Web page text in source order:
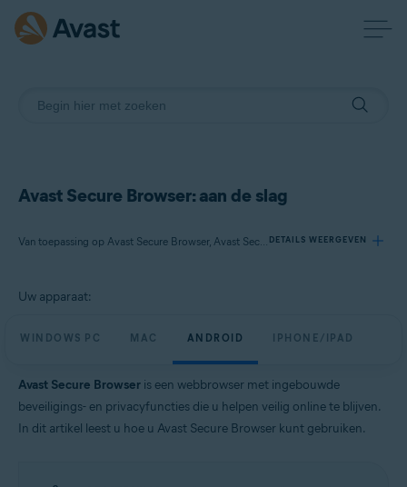
Avast Secure Browser: aan de slag
Van toepassing op Avast Secure Browser, Avast Secure Browser PRO DETAILS WEERGEVEN
Avast Secure Browser
Besturingssystemen:
Windows, macOS, Android en iOS
Uw apparaat:
WINDOWS PC MAC ANDROID IPHONE/IPAD
Avast Secure Browser is een webbrowser met ingebouwde
beveiligings- en privacyfuncties die u helpen veilig online te blijven.
In dit artikel leest u hoe u Avast Secure Browser kunt gebruiken.